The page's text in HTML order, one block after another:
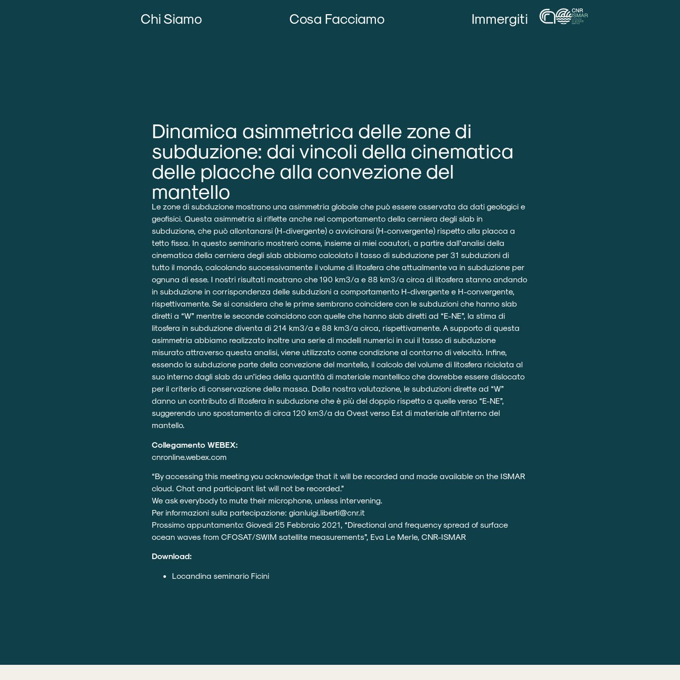
Chi Siamo Cosa Facciamo Immergiti
Dinamica asimmetrica delle zone di
subduzione: dai vincoli della cinematica
delle placche alla convezione del
mantello
Le zone di subduzione mostrano una asimmetria globale che può essere osservata da dati geologici e
geofisici. Questa asimmetria si riflette anche nel comportamento della cerniera degli slab in
subduzione, che può allontanarsi (H-divergente) o avvicinarsi (H-convergente) rispetto alla placca a
tetto fissa. In questo seminario mostrerò come, insieme ai miei coautori, a partire dall’analisi della
cinematica della cerniera degli slab abbiamo calcolato il tasso di subduzione per 31 subduzioni di
tutto il mondo, calcolando successivamente il volume di litosfera che attualmente va in subduzione per
ognuna di esse. I nostri risultati mostrano che 190 km3/a e 88 km3/a circa di litosfera stanno andando
in subduzione in corrispondenza delle subduzioni a comportamento H-divergente e H-convergente,
rispettivamente. Se si considera che le prime sembrano coincidere con le subduzioni che hanno slab
diretti a “W” mentre le seconde coincidono con quelle che hanno slab diretti ad “E-NE”, la stima di
litosfera in subduzione diventa di 214 km3/a e 88 km3/a circa, rispettivamente. A supporto di questa
asimmetria abbiamo realizzato inoltre una serie di modelli numerici in cui il tasso di subduzione
misurato attraverso questa analisi, viene utilizzato come condizione al contorno di velocità. Infine,
essendo la subduzione parte della convezione del mantello, il calcolo del volume di litosfera riciclata al
suo interno dagli slab da un’idea della quantità di materiale mantellico che dovrebbe essere dislocato
per il criterio di conservazione della massa. Dalla nostra valutazione, le subduzioni dirette ad “W”
danno un contributo di litosfera in subduzione che è più del doppio rispetto a quelle verso “E-NE”,
suggerendo uno spostamento di circa 120 km3/a da Ovest verso Est di materiale all’interno del
mantello.
Collegamento WEBEX:
cnronline.webex.com
“By accessing this meeting you acknowledge that it will be recorded and made available on the ISMAR
cloud. Chat and participant list will not be recorded.”
We ask everybody to mute their microphone, unless intervening.
Per informazioni sulla partecipazione:gianluigi.liberti@cnr.it
Prossimo appuntamento: Giovedi 25 Febbraio 2021, “Directional and frequency spread of surface
ocean waves from CFOSAT/SWIM satellite measurements”, Eva Le Merle, CNR-ISMAR
Download:
Locandina seminario Ficini